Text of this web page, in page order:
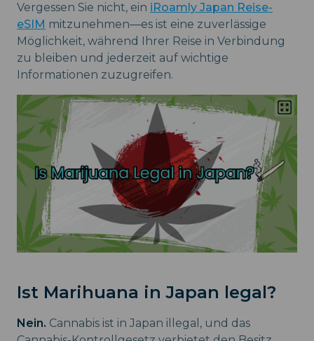
Vergessen Sie nicht, ein iRoamly Japan Reise-
eSIM mitzunehmen—es ist eine zuverlässige
Möglichkeit, während Ihrer Reise in Verbindung
zu bleiben und jederzeit auf wichtige
Informationen zuzugreifen.
Ist Marihuana in Japan legal?
Nein. Cannabis ist in Japan illegal, und das